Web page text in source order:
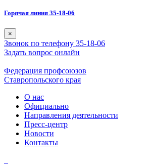
Горячая линия 35-18-06
×
Звонок по телефону 35-18-06
Задать вопрос онлайн
Федерация профсоюзов
Ставропольского края
О нас
Официально
Направления деятельности
Пресс-центр
Новости
Контакты